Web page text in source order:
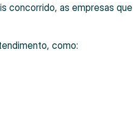
concorrido, as empresas que
como: